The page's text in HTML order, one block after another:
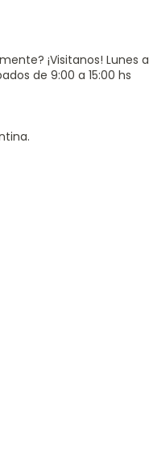
¡Visitanos! Lunes a
de 9:00 a 15:00 hs